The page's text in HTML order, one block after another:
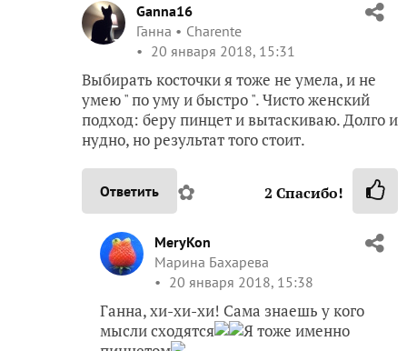
Ganna16
Ганна
Charente
20 января 2018, 15:31
Выбирать косточки я тоже не умела, и не
умею " по уму и быстро ". Чисто женский
подход: беру пинцет и вытаскиваю. Долго и
нудно, но результат того стоит.
Ответить ✿ 2 Спасибо!
MeryKon
Марина Бахарева
20 января 2018, 15:38
Ганна, хи-хи-хи! Сама знаешь у кого
мысли сходятся
Я тоже именно